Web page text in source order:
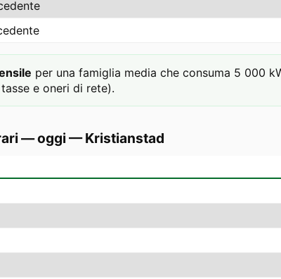
per una famiglia media che consuma 5 000
e oneri di rete).
— oggi —Kristianstad